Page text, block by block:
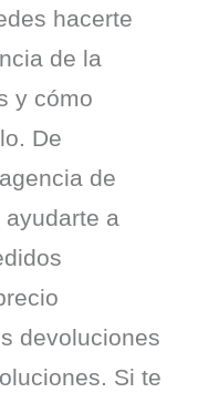
hacerte
de la
y cómo
De
de
a
devoluciones
Si te